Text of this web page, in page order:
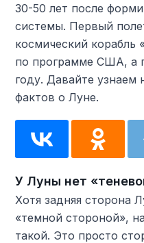
30-50 лет после
системы. Первый
космический корабль
по программе США, а
году. Давайте узнаем
фактов о Луне.
У Луны нет
Хотя задняя сторона
«темной стороной»,
такой. Это просто